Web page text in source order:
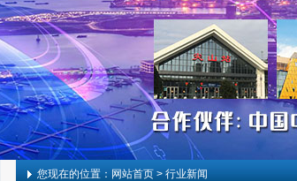
您现在的位置： 网站首页> 行业新闻